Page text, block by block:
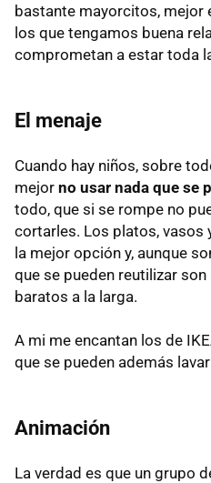
bastante mayorcitos, mejor
los que tengamos buena
comprometan a estar toda
El menaje
Cuando hay niños, sobre
mejor no usar nada que se
todo, que si se rompe no
cortarles. Los platos,
la mejor opción y, aunque
que se pueden reutilizar
baratos a la larga.
A mi me encantan los de
que se pueden además
Animación
La verdad es que un grupo